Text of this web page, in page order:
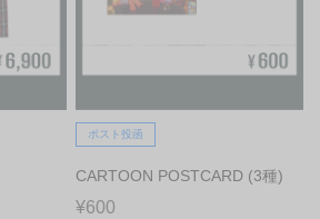
ポスト投函
CARTOON POSTCARD (3種)
¥600